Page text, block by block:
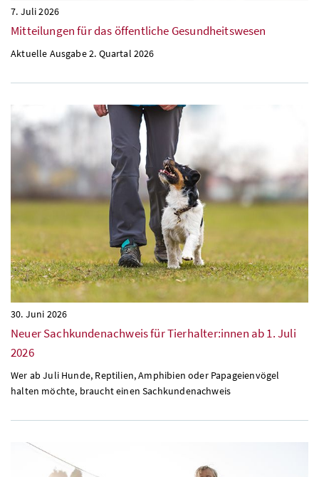
7. Juli 2026
Mitteilungen für das öffentliche Gesundheitswesen
Aktuelle Ausgabe 2. Quartal 2026
30. Juni 2026
Neuer Sachkundenachweis für Tierhalter:innen ab 1. Juli
2026
Wer ab Juli Hunde, Reptilien, Amphibien oder Papageienvögel
halten möchte, braucht einen Sachkundenachweis